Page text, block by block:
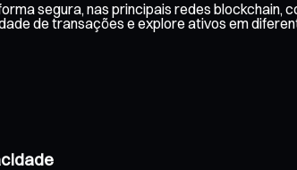
segura, nas principais redes
de transações e explore ativos em